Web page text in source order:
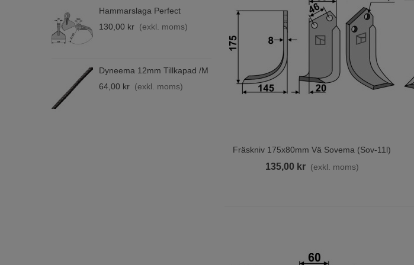
Hammarslaga Perfect
130,00 kr (exkl. moms)
Dyneema 12mm Tillkapad /m
64,00 kr (exkl. moms)
Bultsats 60mm FM01293
FM01280
47,00 kr (exkl. moms)
Bult O Mutter Harv/Kultivator
M10x45 - 8.8
Lägg Till I Varukorgen
Fräskniv 175x80mm Vä Sovema (sov-11l)
135,00 kr (exkl. moms)